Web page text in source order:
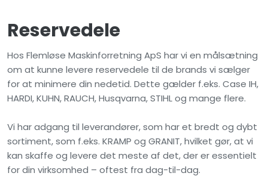
Reservedele​
Hos Flemløse Maskinforretning ApS har vi en målsætning
om at kunne levere reservedele til de brands vi sælger
for at minimere din nedetid. Dette gælder f.eks. Case IH,
HARDI, KUHN, RAUCH, Husqvarna, STIHL og mange flere.
Vi har adgang til leverandører, som har et bredt og dybt
sortiment, som f.eks. KRAMP og GRANIT, hvilket gør, at vi
kan skaffe og levere det meste af det, der er essentielt
for din virksomhed – oftest fra dag-til-dag.